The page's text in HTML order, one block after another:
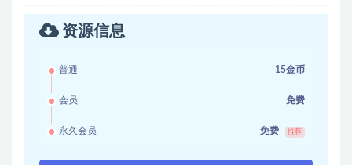
资源信息
普通 15金币
会员 免费
永久会员 免费 推荐